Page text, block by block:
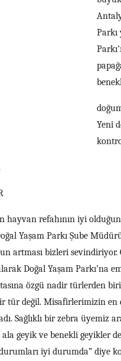
Yeni
hayvan refahının iyi
Yaşam Parkı Şube
artması bizleri
Doğal Yaşam
özgü nadir türlerden
tür değil. Misafirlerimizin en
Sağlıklı bir zebra üyemiz
geyik ve benekli geyikler
durumları iyi durumda” diye